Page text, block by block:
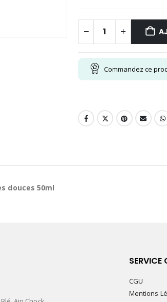
Commandez ce
douces 50ml
SERVICE
CGU
Mentions